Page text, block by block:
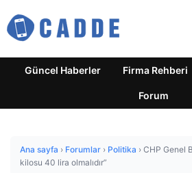
Güncel Haberler Firma Rehberi
Forum
Ana sayfa › Forumlar › Politika › CHP Genel
kilosu 40 lira olmalıdır”